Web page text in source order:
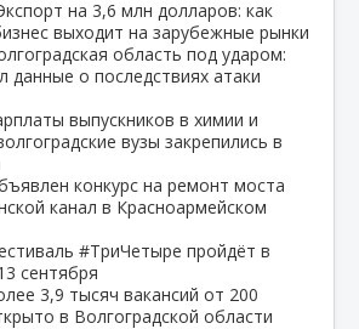
на 3,6 млн долларов: как
выходит на зарубежные рынки
область под ударом:
данные о последствиях атаки
выпускников в химии и
вузы закрепились в
конкурс на ремонт моста
канал в Красноармейском
#ТриЧетыре пройдёт в
сентября
3,9 тысяч вакансий от 200
в Волгоградской области